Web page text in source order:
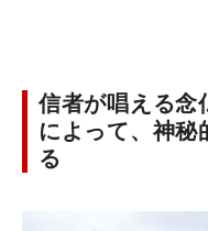
信者が唱える念
によって、神秘
る